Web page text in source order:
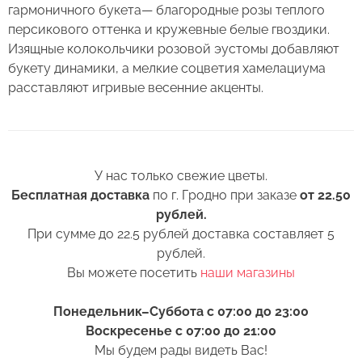
гармоничного букета— благородные розы теплого
персикового оттенка и кружевные белые гвоздики.
Изящные колокольчики розовой эустомы добавляют
букету динамики, а мелкие соцветия хамелациума
расставляют игривые весенние акценты.
У нас только свежие цветы.
Бесплатная доставка по г. Гродно при заказе от 22.50
рублей.
При сумме до 22.5 рублей доставка составляет 5
рублей.
Вы можете посетить наши магазины
Понедельник–Суббота с 07:00 до 23:00
Воскресенье с 07:00 до 21:00
Мы будем рады видеть Вас!
Цена/Качество:
Доставка:
Оставить отзыв
он правильно упакован. В зимнее время, даже
кратковременный контакт с холодным
воздухом несколько минут, будет губителен
для цветов (наши курьеры в зимнее время
транспортируют букеты в специальных
(для роз воды в вазе должно быть много почти
по горлышко), она должна быть прохладная,
а также не забывайте менять воду ежедневно.
5. Обязательно подрежьте цветы перед тем, как
поставить в вазу. Срез можно обновить ножом
6. Перед тем как поставить цветы в вазу,
нижние листья следует удалить. Если они
попадут в воду, то начнут гнить и в воде
Выберите дату доставки
Готово
Изменить адрес
ближайшее время
Контакты
+375 (33) 362-91-92
rosybel@mail.ru
Букет "Ванильный зефир"
Пожалуйста, заполните поля, чтобы мы могли
связаться с Вами.
Оформить заказ